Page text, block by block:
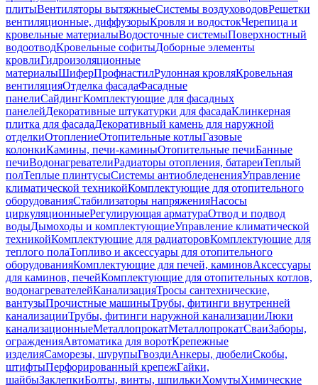
плитыВентиляторы вытяжныеСистемы воздуховодовРешетки
вентиляционные, диффузорыКровля и водостокЧерепица и
кровельные материалыВодосточные системыПоверхностный
водоотводКровельные софитыДоборные элементы
кровлиГидроизоляционные
материалыШиферПрофнастилРулонная кровляКровельная
вентиляцияОтделка фасадаФасадные
панелиСайдингКомплектующие для фасадных
панелейДекоративные штукатурки для фасадаКлинкерная
плитка для фасадаДекоративный камень для наружной
отделкиОтоплениеОтопительные котлыГазовые
колонкиКамины, печи-каминыОтопительные печиБанные
печиВодонагревателиРадиаторы отопления, батареиТеплый
полТеплые плинтусыСистемы антиобледененияУправление
климатической техникойКомплектующие для отопительного
оборудованияСтабилизаторы напряженияНасосы
циркуляционныеРегулирующая арматураОтвод и подвод
водыДымоходы и комплектующиеУправление климатической
техникойКомплектующие для радиаторовКомплектующие для
теплого полаТопливо и аксессуары для отопительного
оборудованияКомплектующие для печей, каминовАксессуары
для каминов, печейКомплектующие для отопительных котлов,
водонагревателейКанализацияТросы сантехнические,
вантузыПрочистные машиныТрубы, фитинги внутренней
канализацииТрубы, фитинги наружной канализацииЛюки
канализационныеМеталлопрокатМеталлопрокатСваиЗаборы,
огражденияАвтоматика для воротКрепежные
изделияСаморезы, шурупыГвоздиАнкеры, дюбелиСкобы,
штифтыПерфорированный крепежГайки,
шайбыЗаклепкиБолты, винты, шпилькиХомутыХимические